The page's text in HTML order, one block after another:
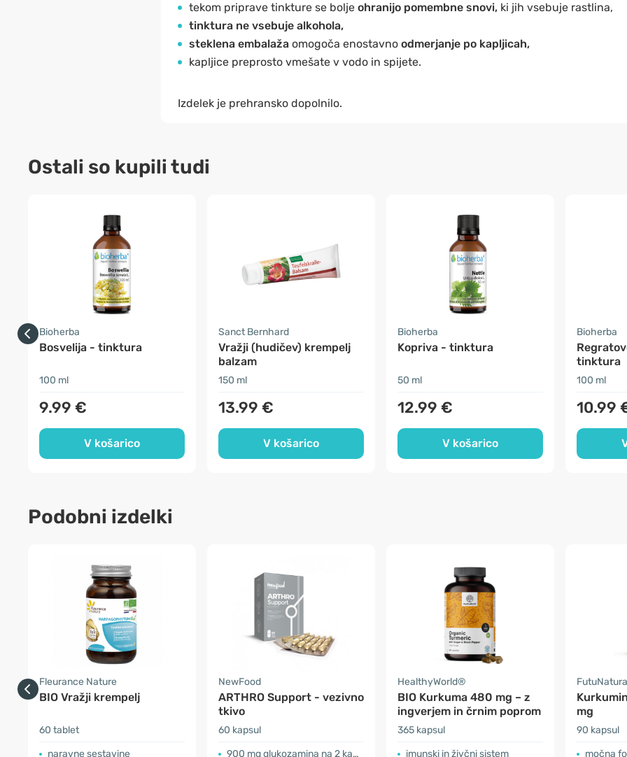
tekom priprave tinkture se bolje ohranijo pomembne snovi, ki jih vsebuje rastlina,
tinktura ne vsebuje alkohola,
steklena embalažaomogoča enostavno odmerjanje po kapljicah,
kapljice preprosto vmešate v vodo in spijete.
Izdelek je prehransko dopolnilo.
Ostali so kupili tudi
Bioherba
Bosvelija - tinktura
100 ml
9.99 €
V košarico
Sanct Bernhard
Vražji (hudičev) krempelj
balzam
150 ml
13.99 €
V košarico
Bioherba
Kopriva - tinktura
50 ml
12.99 €
V košarico
Bioherba
tinktura
100 ml
10.99
Podobni izdelki
Fleurance Nature
BIO Vražji krempelj
60 tablet
naravne sestavine
NewFood
ARTHRO Support - vezivno
tkivo
60 kapsul
900 mg glukozamina na 2 kapsuli
HealthyWorld®
BIO Kurkuma 480 mg – z
ingverjem in črnim poprom
365 kapsul
imunski in živčni sistem
FutuNatura
mg
90 kapsul
močna